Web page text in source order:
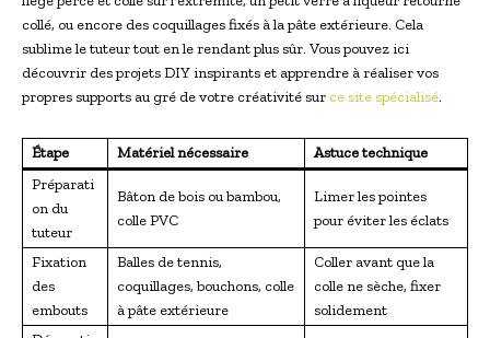
collé, ou encore des coquillages fixés à la pâte extérieure. Cela
sublime le tuteur tout en le rendant plus sûr. Vous pouvez ici
découvrir des projets DIY inspirants et apprendre à réaliser vos
propres supports au gré de votre créativité sur ce site spécialisé.
Étape Matériel nécessaire
Astuce technique
Préparati
on du
tuteur
Bâton de bois ou bambou,
colle PVC
Limer les pointes
pour éviter les éclats
Fixation
des
embouts
Balles de tennis,
coquillages, bouchons, colle
à pâte extérieure
Coller avant que la
colle ne sèche, fixer
solidement